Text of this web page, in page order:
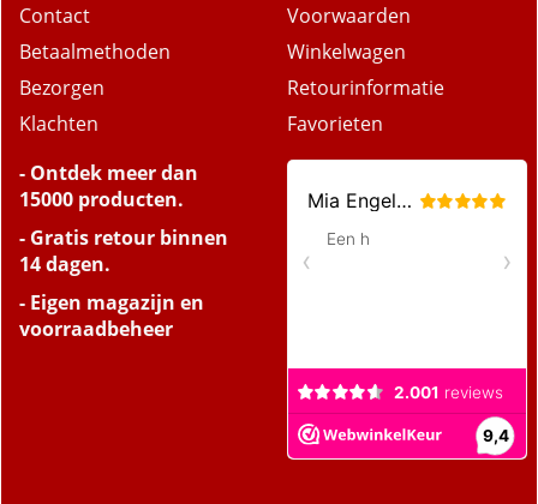
Contact
Betaalmethoden
Bezorgen
Klachten
Voorwaarden
Winkelwagen
Retourinformatie
Favorieten
- Ontdek meer dan
15000 producten.
- Gratis retour binnen
14 dagen.
- Eigen magazijn en
voorraadbeheer